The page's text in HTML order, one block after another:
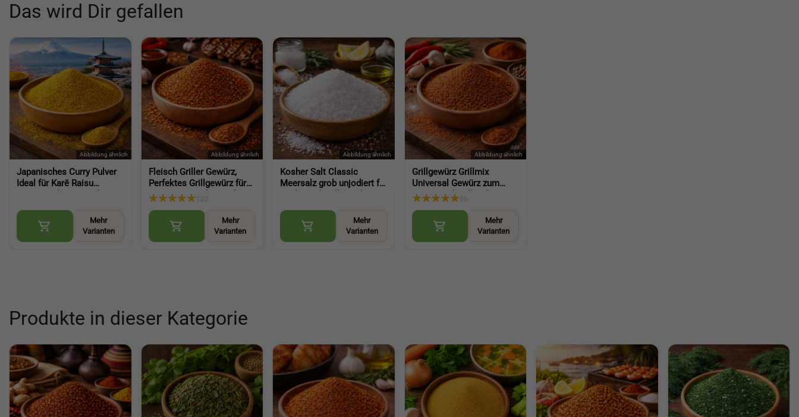
Das wird Dir gefallen
Japanisches Curry Pulver
Ideal für Karē Raisu
Curry Powder)
Mehr
Varianten
Fleisch Griller Gewürz,
Perfektes Grillgewürz für
Marinieren und Genießen
Fleisch und Grillgerichte
Mehr
Varianten
Kosher Salt Classic
Meersalz grob unjodiert für
iodized)
Mehr
Varianten
Grillgewürz Grillmix
Universal Gewürz zum
Braten und Grillen für
(BBQ Seasoning)
Mehr
Varianten
Produkte in dieser Kategorie